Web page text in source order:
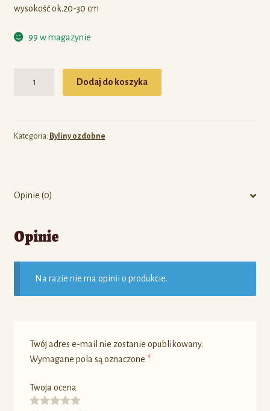
wysokość ok.20-30 cm
99 w magazynie
Dodaj do koszyka
Kategoria: Byliny ozdobne
Opinie (0)
Opinie
Na razie nie ma opinii o produkcie.
Twój adres e-mail nie zostanie opublikowany.
Wymagane pola są oznaczone *
Twoja ocena